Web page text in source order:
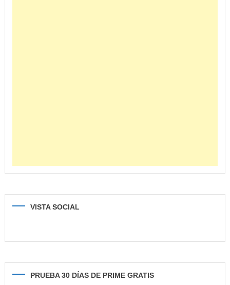
VISTA SOCIAL
PRUEBA 30 DÍAS DE PRIME GRATIS